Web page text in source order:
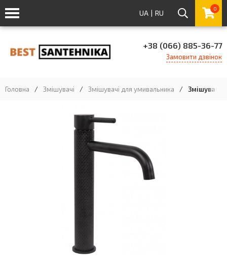
UA | RU 0
+38 (066) 885-36-77
Замовити дзвінок
Головна / Змішувачі / Змішувачі для умивальника / Змішувач